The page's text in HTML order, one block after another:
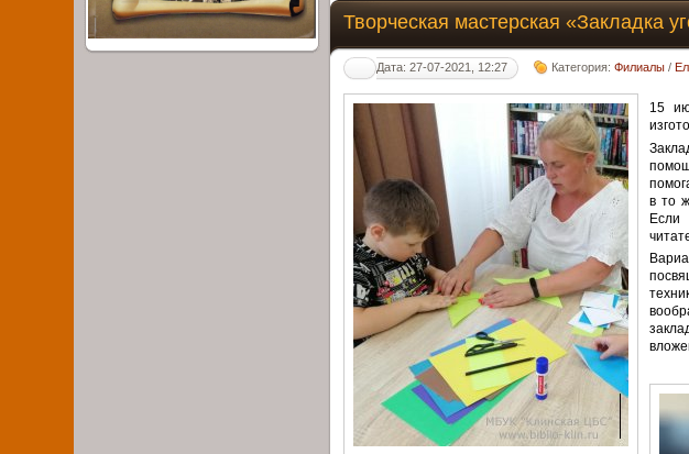
Творческая мастерская «Закладка
Дата: 27-07-2021, 12:27 Категория:Филиалы /
15
в то
Если